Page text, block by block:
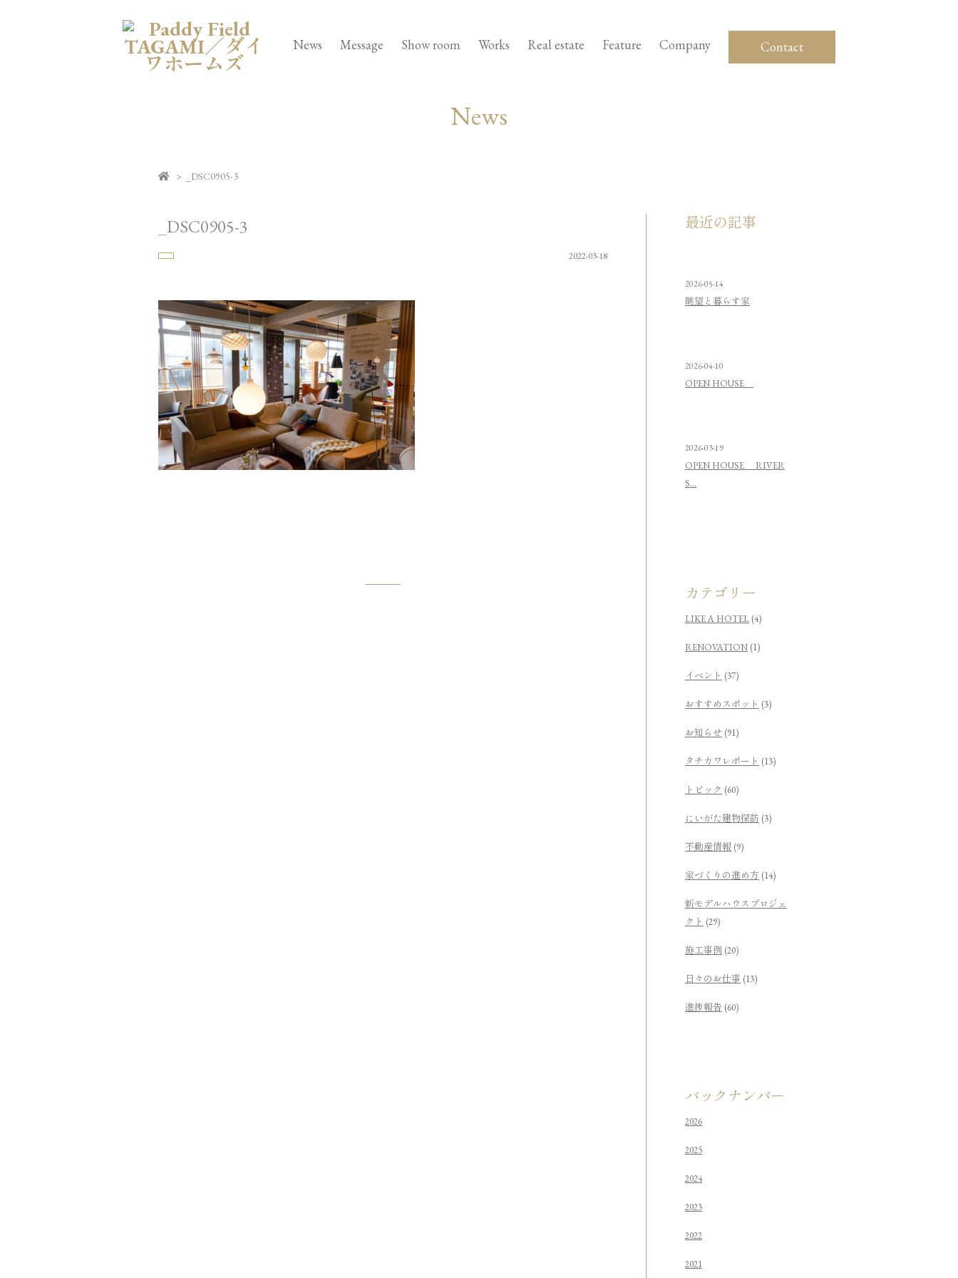
News Message Show room Works Real estate Feature Company Contact
News
> _DSC0905-3
_DSC0905-3
2022-03-18
最近の記事
2026-05-14
眺望と暮らす家
2026-04-10
OPEN HOUSE
2026-03-19
OPEN HOUSE RIVER
S...
カテゴリー
LIKE A HOTEL (4)
RENOVATION (1)
イベント (37)
おすすめスポット (3)
お知らせ (91)
タチカワレポート (13)
トピック (60)
にいがた建物探訪 (3)
不動産情報 (9)
家づくりの進め方 (14)
新モデルハウスプロジェ
クト (29)
施工事例 (20)
日々のお仕事 (13)
進捗報告 (60)
バックナンバー
2026
2025
2024
2023
2022
2021